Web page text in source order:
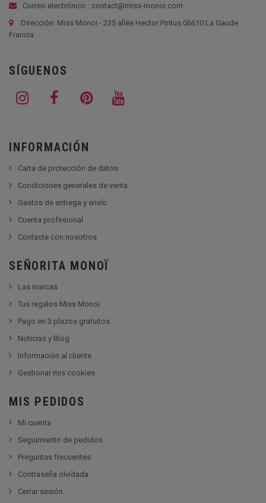
Correo electrónico : contact@miss-monoi.com
Dirección: Miss Monoi - 235 allée Hector Pintus 06610 La Gaude
Francia
SÍGUENOS
INFORMACIÓN
Carta de protección de datos
Condiciones generales de venta
Gastos de entrega y envío
Cuenta profesional
Contacte con nosotros
SEÑORITA MONOÏ
Las marcas
Tus regalos Miss Monoï
Pago en 3 plazos gratuitos
Noticias y Blog
Información al cliente
Gestionar mis cookies
MIS PEDIDOS
Mi cuenta
Seguimiento de pedidos
Preguntas frecuentes
Contraseña olvidada
Cerrar sesión